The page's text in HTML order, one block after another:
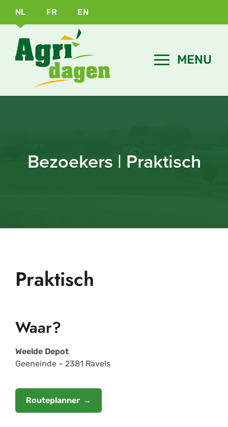
NL FR EN
Bezoekers | Praktisch
Praktisch
Waar?
Weelde Depot
Geeneinde – 2381 Ravels
Routeplanner